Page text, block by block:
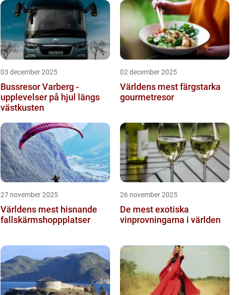
03 december 2025
Bussresor Varberg -
upplevelser på hjul längs
västkusten
02 december 2025
Världens mest färgstarka
gourmetresor
27 november 2025
Världens mest hisnande
fallskärmshoppplatser
26 november 2025
De mest exotiska
vinprovningarna i världen